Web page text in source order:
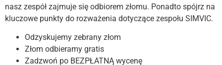
nasz zespół zajmuje się odbiorem złomu. Ponadto spójrz na
kluczowe punkty do rozważenia dotyczące zespołu SIMVIC.
Odzyskujemy zebrany złom
Złom odbieramy gratis
Zadzwoń po BEZPŁATNĄ wycenę